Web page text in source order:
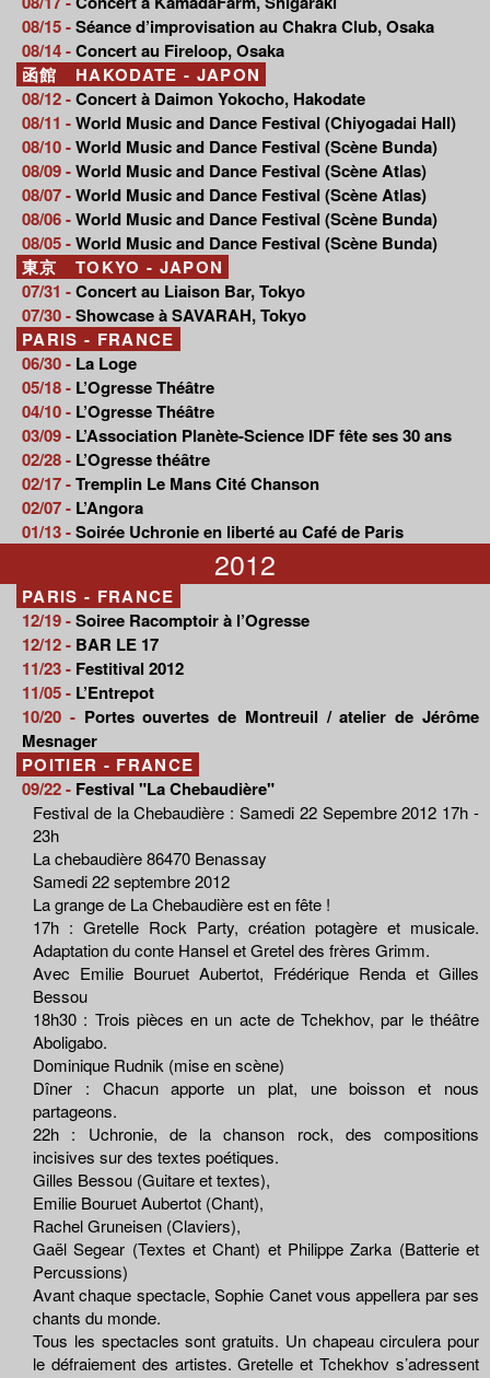
08/15 -Séance d’improvisation au Chakra Club, Osaka
08/14 -Concert au Fireloop, Osaka
函館 HAKODATE - JAPON
08/12 -Concert à Daimon Yokocho, Hakodate
08/11 -World Music and Dance Festival (Chiyogadai Hall)
08/10 -World Music and Dance Festival (Scène Bunda)
08/09 -World Music and Dance Festival (Scène Atlas)
08/07 -World Music and Dance Festival (Scène Atlas)
08/06 -World Music and Dance Festival (Scène Bunda)
08/05 -World Music and Dance Festival (Scène Bunda)
東京 TOKYO - JAPON
07/31 -Concert au Liaison Bar, Tokyo
07/30 -Showcase à SAVARAH, Tokyo
PARIS - FRANCE
06/30 - La Loge
05/18 - L’Ogresse Théâtre
04/10 - L’Ogresse Théâtre
03/09 - L’Association Planète-Science IDF fête ses 30 ans
02/28 - L’Ogresse théâtre
02/17 -Tremplin Le Mans Cité Chanson
02/07 - L’Angora
01/13 -Soirée Uchronie en liberté au Café de Paris
2012
PARIS - FRANCE
12/19 -Soiree Racomptoir à l’Ogresse
12/12 - BAR LE 17
11/23 - Festitival 2012
11/05 - L’Entrepot
10/20 - Portes ouvertes de Montreuil / atelier de Jérôme
Mesnager
POITIER - FRANCE
09/22 - Festival "La Chebaudière"
Festival de la Chebaudière : Samedi 22 Sepembre 2012 17h -
23h
La chebaudière 86470 Benassay
Samedi 22 septembre 2012
La grange de La Chebaudière est en fête !
17h : Gretelle Rock Party, création potagère et musicale.
Adaptation du conte Hansel et Gretel des frères Grimm.
Avec Emilie Bouruet Aubertot, Frédérique Renda et Gilles
Bessou
18h30 : Trois pièces en un acte de Tchekhov, par le théâtre
Aboligabo.
Dominique Rudnik (mise en scène)
Dîner : Chacun apporte un plat, une boisson et nous
partageons.
22h : Uchronie, de la chanson rock, des compositions
incisives sur des textes poétiques.
Gilles Bessou (Guitare et textes),
Emilie Bouruet Aubertot (Chant),
Rachel Gruneisen (Claviers),
Gaël Segear (Textes et Chant) et Philippe Zarka (Batterie et
Percussions)
Avant chaque spectacle, Sophie Canet vous appellera par ses
chants du monde.
Tous les spectacles sont gratuits. Un chapeau circulera pour
le défraiement des artistes. Gretelle et Tchekhov s’adressent